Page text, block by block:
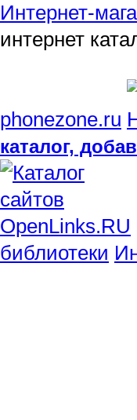
Интернет-
интернет
phonezone.ru
каталог,
библиотеки